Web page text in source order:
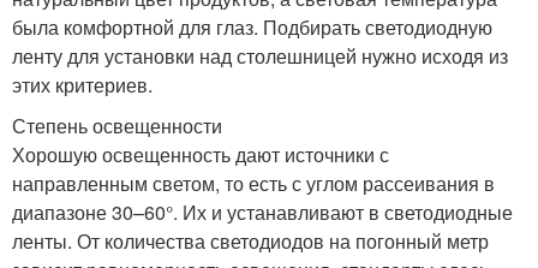
была комфортной для глаз. Подбирать светодиодную
ленту для установки над столешницей нужно исходя из
этих критериев.
Степень освещенности
Хорошую освещенность дают источники с
направленным светом, то есть с углом рассеивания в
диапазоне 30–60°. Их и устанавливают в светодиодные
ленты. От количества светодиодов на погонный метр